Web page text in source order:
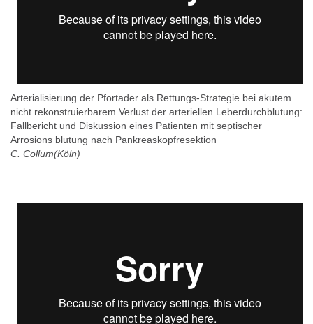
Arterialisierung der Pfortader als Rettungs-Strategie bei akutem
nicht rekonstruierbarem Verlust der arteriellen Leberdurchblutung:
Fallbericht und Diskussion eines Patienten mit septischer
Arrosions blutung nach Pankreaskopfresektion
C. Collum(Köln)